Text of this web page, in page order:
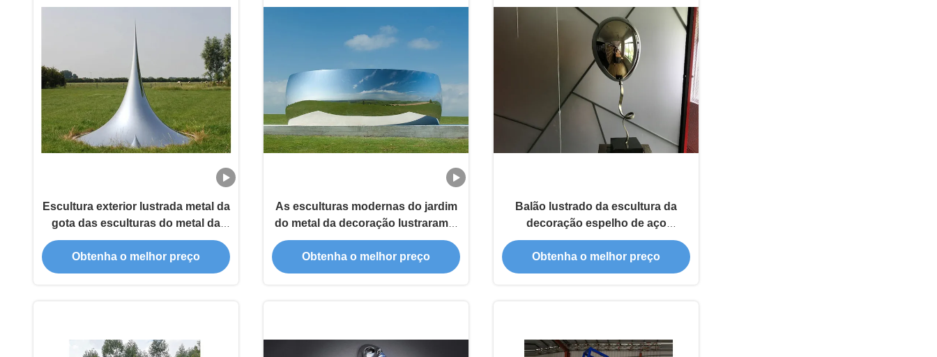
Escultura exterior lustrada metal da
gota das esculturas do metal da
decoração do jardim grande
Obtenha o melhor preço
As esculturas modernas do jardim
do metal da decoração lustraram o
espelho de aço inoxidável
Obtenha o melhor preço
Balão lustrado da escultura da
decoração espelho de aço
inoxidável feito sob encomenda
home
Obtenha o melhor preço